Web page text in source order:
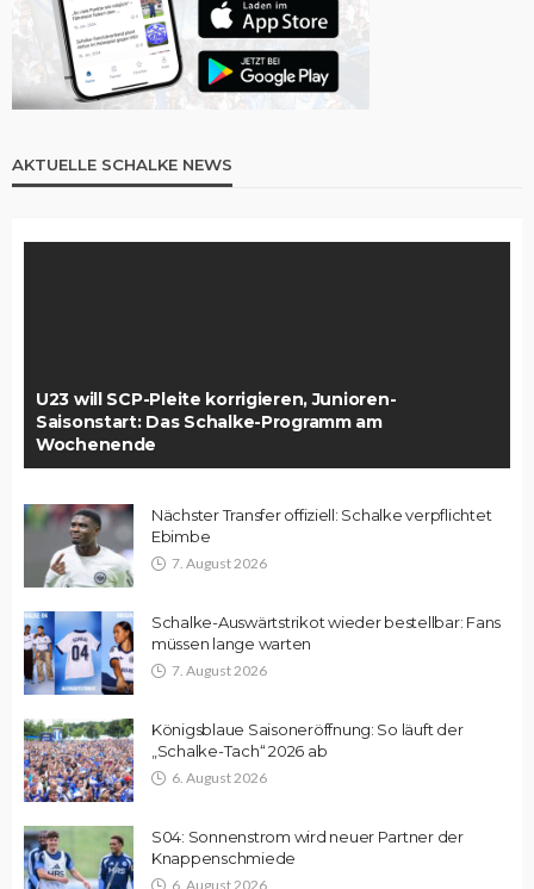
AKTUELLE SCHALKE NEWS
U23 will SCP-Pleite korrigieren, Junioren-
Saisonstart: Das Schalke-Programm am
Wochenende
Nächster Transfer offiziell: Schalke verpflichtet
Ebimbe
7. August 2026
Schalke-Auswärtstrikot wieder bestellbar: Fans
müssen lange warten
7. August 2026
Königsblaue Saisoneröffnung: So läuft der
„Schalke-Tach“ 2026 ab
6. August 2026
S04: Sonnenstrom wird neuer Partner der
Knappenschmiede
6. August 2026